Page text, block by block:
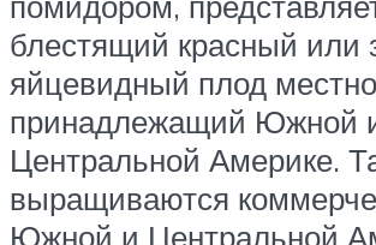
блестящий красный или
яйцевидный плод
принадлежащий Южной
Центральной Америке.
выращиваются
Южной и Центральной